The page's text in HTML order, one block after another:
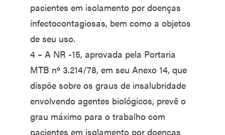
pacientes em isolamento por doenças
infectocontagiosas, bem como a objetos
de seu uso.
4 – A NR -15, aprovada pela Portaria
MTB nº 3.214/78, em seu Anexo 14, que
dispõe sobre os graus de insalubridade
envolvendo agentes biológicos, prevê o
grau máximo para o trabalho com
pacientes em isolamento por doenças